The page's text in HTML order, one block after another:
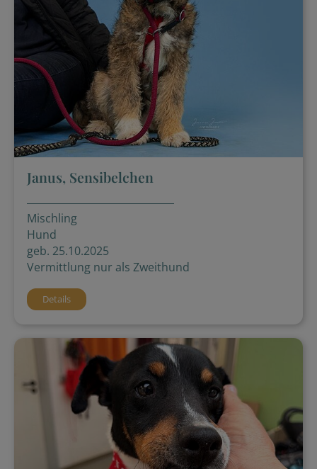
Janus, Sensibelchen
Mischling
Hund
geb. 25.10.2025
Vermittlung nur als Zweithund
Details